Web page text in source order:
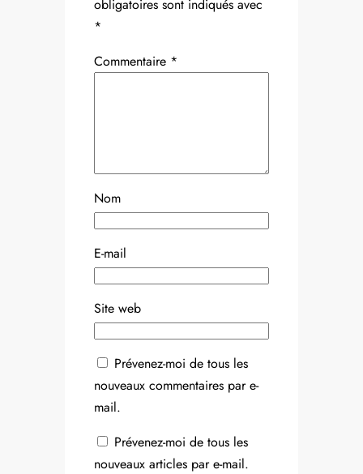
obligatoires sont indiqués avec
*
Commentaire *
Nom
E-mail
Site web
Prévenez-moi de tous les
nouveaux commentaires par e-
mail.
Prévenez-moi de tous les
nouveaux articles par e-mail.